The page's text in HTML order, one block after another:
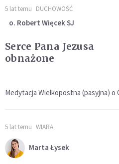
5 lat temu DUCHOWOŚĆ
o. Robert Więcek SJ
Serce Pana Jezusa
obnażone
Medytacja Wielkopostna (pasyjna) o
5 lat temu WIARA
Marta Łysek